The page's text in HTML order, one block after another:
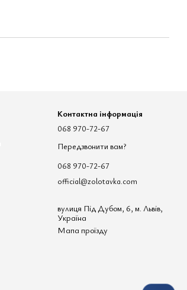
Контактна інформація
068 970-72-67
Передзвонити вам?
068 970-72-67
official@zolotavka.com
вулиця Під Дубом, 6, м. Львів,
Україна
Мапа проїзду